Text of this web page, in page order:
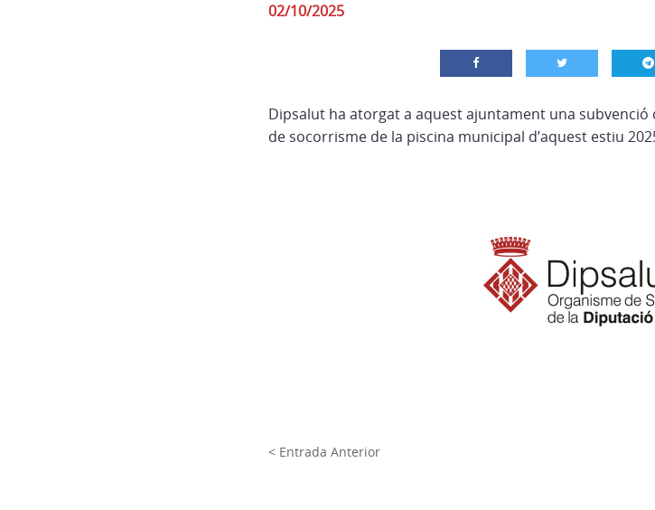
02/10/2025
Dipsalut ha atorgat a aquest ajuntament una subvenció
de socorrisme de la piscina municipal d’aquest estiu
< Entrada Anterior